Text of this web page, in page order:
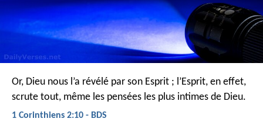
Or, Dieu nous l’a révélé par son Esprit ; l’Esprit, en effet,
scrute tout, même les pensées les plus intimes de Dieu.
1 Corinthiens 2:10 - BDS